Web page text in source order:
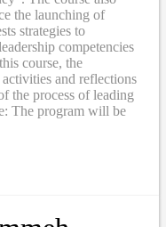
the launching of
strategies to
competencies
course, the
and reflections
the process of leading
The program will be